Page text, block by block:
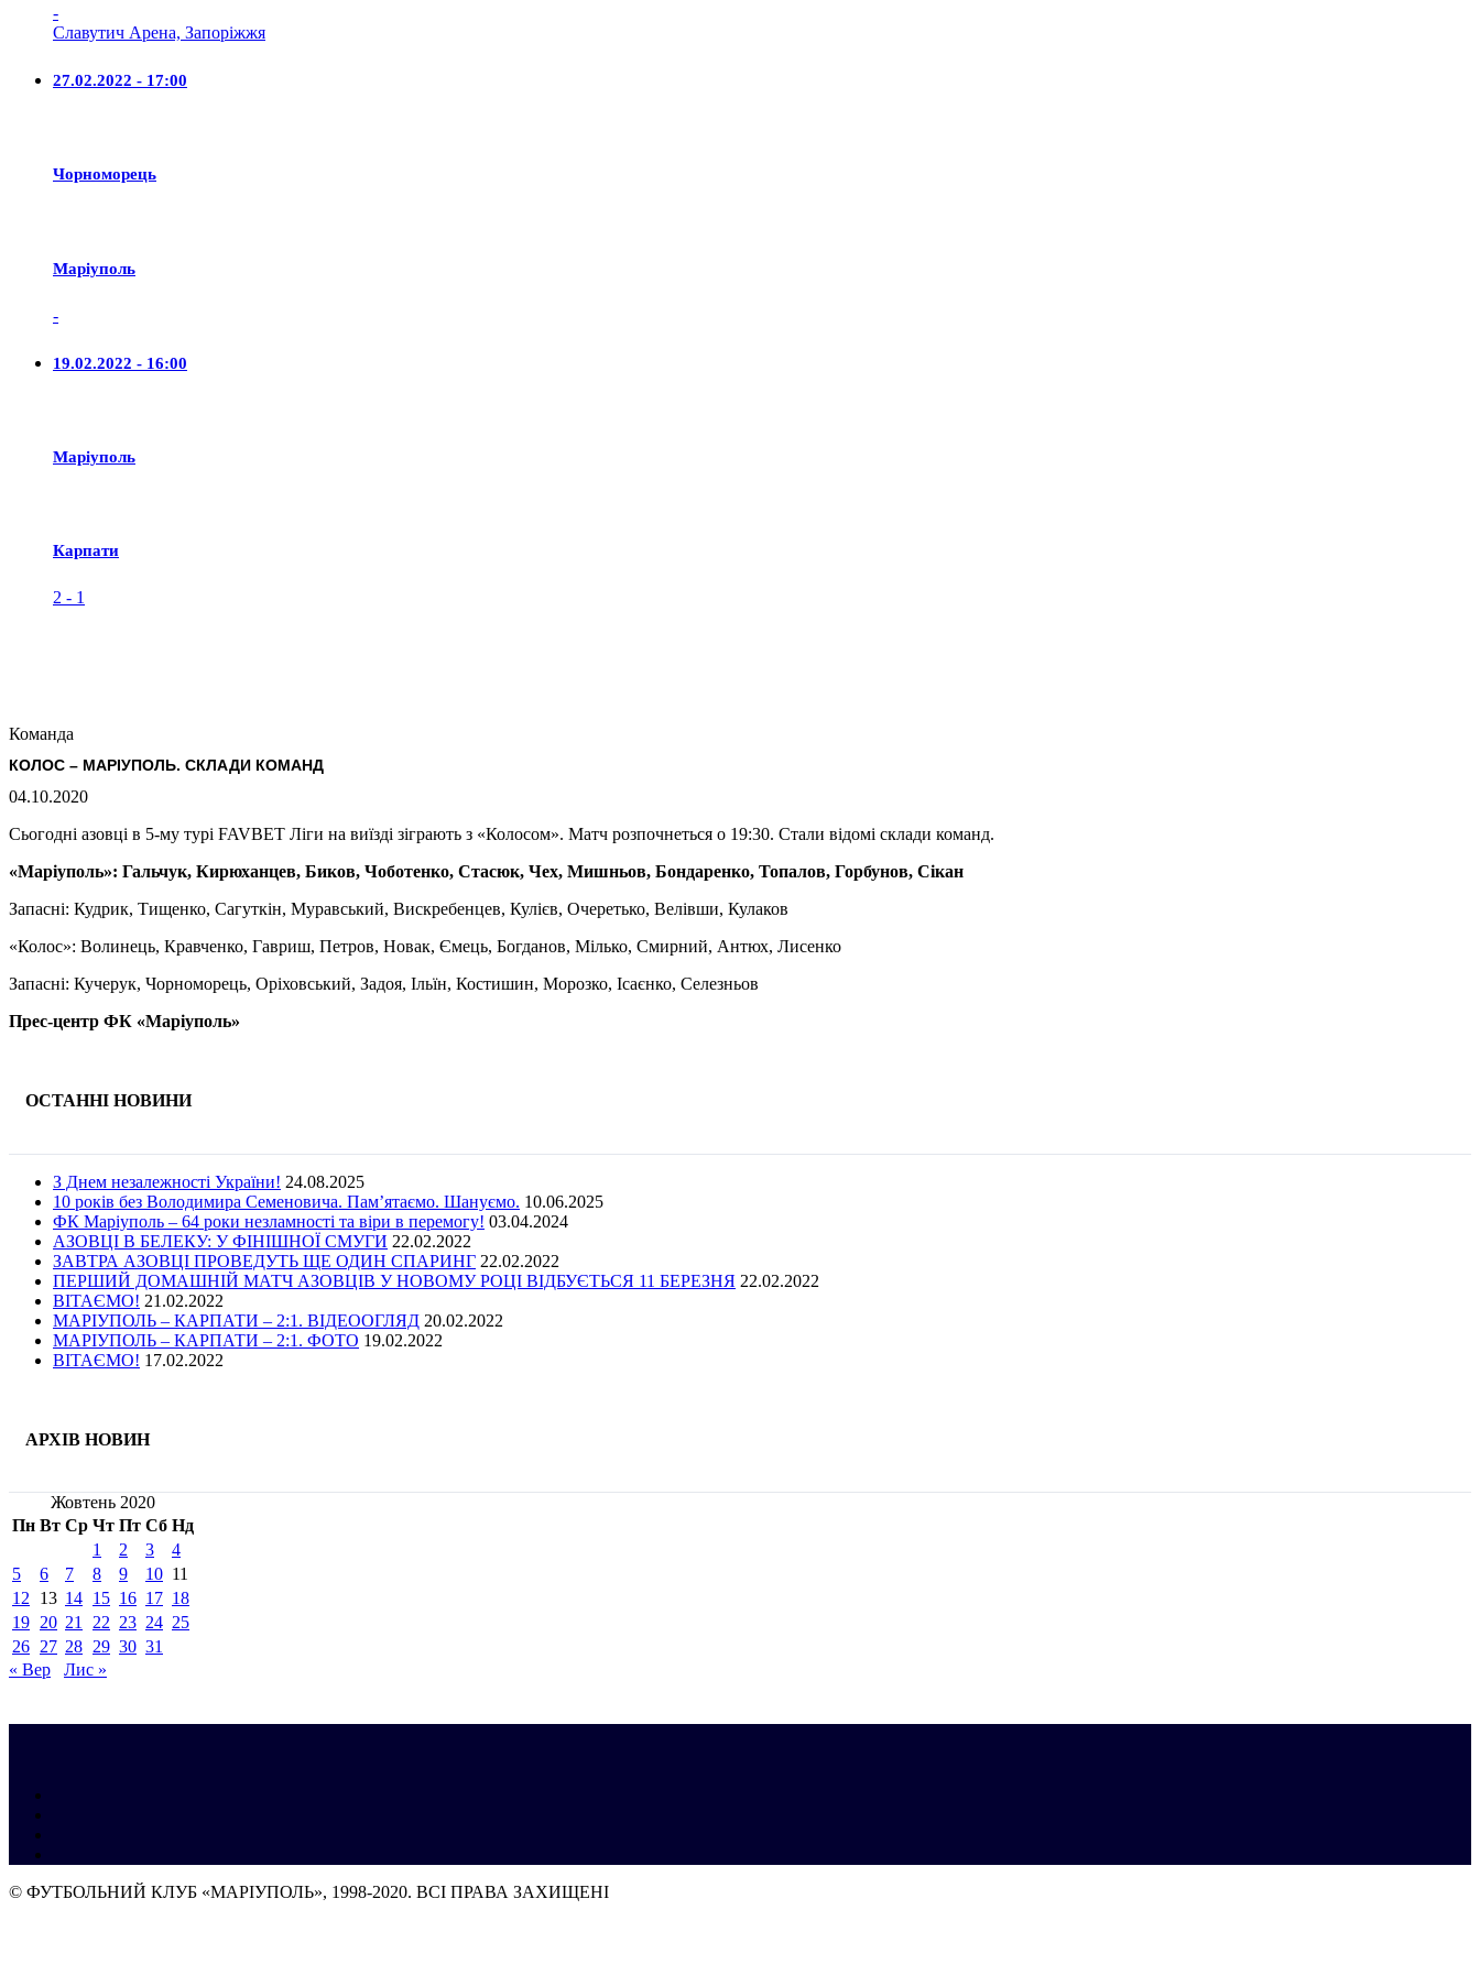
-
Славутич Арена, Запоріжжя
27.02.2022 - 17:00
Чорноморець
Маріуполь
-
19.02.2022 - 16:00
Маріуполь
Карпати
2 - 1
Команда
КОЛОС – МАРІУПОЛЬ. СКЛАДИ КОМАНД
04.10.2020
Сьогодні азовці в 5-му турі FAVBET Ліги на виїзді зіграють з «Колосом». Матч розпочнеться о 19:30. Стали відомі склади команд.
«Маріуполь»: Гальчук, Кирюханцев, Биков, Чоботенко, Стасюк, Чех, Мишньов, Бондаренко, Топалов, Горбунов, Сікан
Запасні: Кудрик, Тищенко, Сагуткін, Муравський, Вискребенцев, Кулієв, Очеретько, Велівши, Кулаков
«Колос»: Волинець, Кравченко, Гавриш, Петров, Новак, Ємець, Богданов, Мілько, Смирний, Антюх, Лисенко
Запасні: Кучерук, Чорноморець, Оріховський, Задоя, Ільїн, Костишин, Морозко, Ісаєнко, Селезньов
Прес-центр ФК «Маріуполь»
ОСТАННІ НОВИНИ
З Днем незалежності України! 24.08.2025
10 років без Володимира Семеновича. Пам’ятаємо. Шануємо. 10.06.2025
ФК Маріуполь – 64 роки незламності та віри в перемогу! 03.04.2024
АЗОВЦІ В БЕЛЕКУ: У ФІНІШНОЇ СМУГИ 22.02.2022
ЗАВТРА АЗОВЦІ ПРОВЕДУТЬ ЩЕ ОДИН СПАРИНГ 22.02.2022
ПЕРШИЙ ДОМАШНІЙ МАТЧ АЗОВЦІВ У НОВОМУ РОЦІ ВІДБУЄТЬСЯ 11 БЕРЕЗНЯ 22.02.2022
ВІТАЄМО! 21.02.2022
МАРІУПОЛЬ – КАРПАТИ – 2:1. ВІДЕООГЛЯД 20.02.2022
МАРІУПОЛЬ – КАРПАТИ – 2:1. ФОТО 19.02.2022
ВІТАЄМО! 17.02.2022
АРХІВ НОВИН
Жовтень 2020
Пн Вт Ср Чт Пт Сб Нд
1
2 3
4
5
6 7 8 9 10 11
12
13 14 15 16 17 18
19 20 21 22 23 24 25
26 27 28 29 30 31
« Вер
Лис »
© ФУТБОЛЬНИЙ КЛУБ «МАРІУПОЛЬ», 1998-2020. ВСІ ПРАВА ЗАХИЩЕНІ